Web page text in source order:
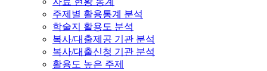
주제별 활용통계 분석
학술지 활용도 분석
복사/대출제공 기관 분석
복사/대출신청 기관 분석
활용도 높은 주제